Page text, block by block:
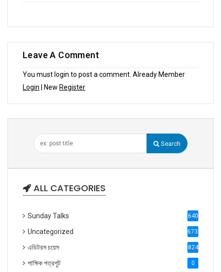
Leave A Comment
You must login to post a comment. Already Member
Login | New Register
Search
ALL CATEGORIES
Sunday Talks 640
Uncategorized 6738
এডিটরস চয়েস 824
পাক্ষিক পত্রপুট 0